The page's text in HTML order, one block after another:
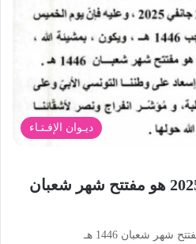
ديـوان الإفـتـاء
يوم الجمعة 31 جانفي 2025 هو مفتتح شهر شعبان